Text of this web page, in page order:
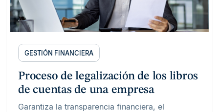
GESTIÓN FINANCIERA
Proceso de legalización de los libros
de cuentas de una empresa
Garantiza la transparencia financiera, el